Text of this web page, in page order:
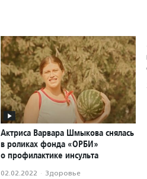
Актриса Варвара Шмыкова снялась
в роликах фонда «ОРБИ»
о профилактике инсульта
02.02.2022 · Здоровье